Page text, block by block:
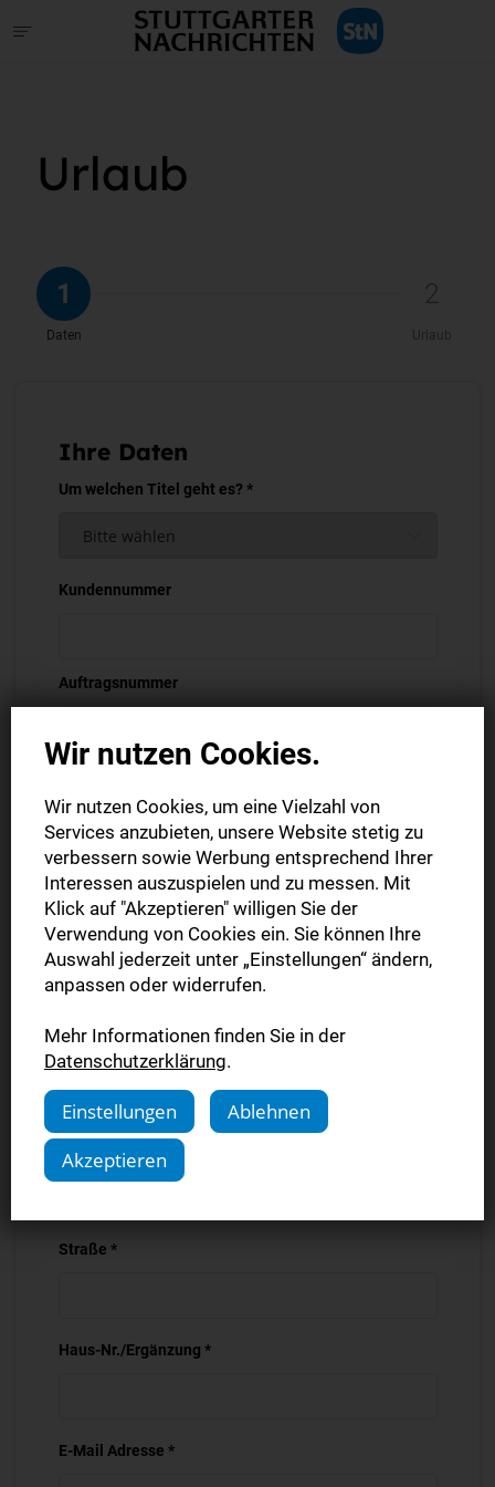
Urlaub
1
Daten
2
Urlaub
Ihre Daten
Um welchen Titel geht es? *
Kundennummer
Auftragsnummer
Auftragsbestätigung oder Rechnung.
Vor- und Nachname *
Firma
PLZ *
Ort *
Straße *
Haus-Nr./Ergänzung *
E-Mail Adresse *
Wir nutzen Cookies.
Wir nutzen Cookies, um eine Vielzahl von
Services anzubieten, unsere Website stetig zu
verbessern sowie Werbung entsprechend Ihrer
Interessen auszuspielen und zu messen. Mit
Klick auf "Akzeptieren" willigen Sie der
Verwendung von Cookies ein. Sie können Ihre
Auswahl jederzeit unter „Einstellungen“ ändern,
anpassen oder widerrufen.
Mehr Informationen finden Sie in der
Datenschutzerklärung.
Einstellungen
Ablehnen
Akzeptieren